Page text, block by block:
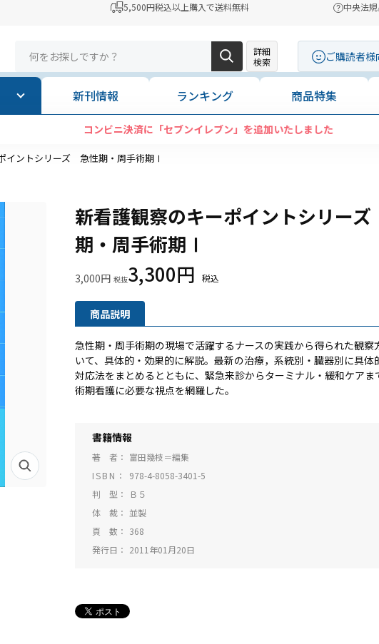
5,500円税込以上購入で送料無料 中央法
詳細
検索
ご購読者様
新刊情報 ランキング 商品特集
コンビニ決済に「セブンイレブン」を追加いたしました
イントシリーズ 急性期・周手術期Ⅰ
新看護観察のキーポイントシリー
期・周手術期Ⅰ
3,000円 3,300円
商品説明
急性期・周手術期の現場で活躍するナースの実践から得られた観察
いて、具体的・効果的に解説。最新の治療，系統別・臓器別に具体
対応法をまとめるとともに、緊急来診からターミナル・緩和ケアま
術期看護に必要な視点を網羅した。
書籍情報
著 者
富田幾枝＝編集
ISBN
978-4-8058-3401-5
判 型
Ｂ５
体 裁
並製
頁 数
368
発行日
2011年01月20日